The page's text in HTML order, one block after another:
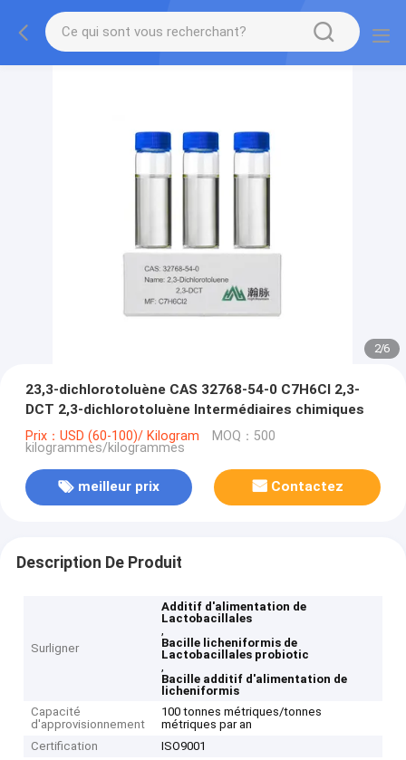
2/6
23,3-dichlorotoluène CAS 32768-54-0 C7H6Cl 2,3-
DCT 2,3-dichlorotoluène Intermédiaires chimiques
Prix：USD (60-100)/ Kilogram MOQ：500
kilogrammes/kilogrammes
meilleur prix Contactez
Description De Produit
Surligner
Additif d'alimentation de
Lactobacillales
,
Bacille licheniformis de
Lactobacillales probiotic
,
Bacille additif d'alimentation de
licheniformis
Capacité
d'approvisionnement
100 tonnes métriques/tonnes
métriques par an
Certification
ISO9001